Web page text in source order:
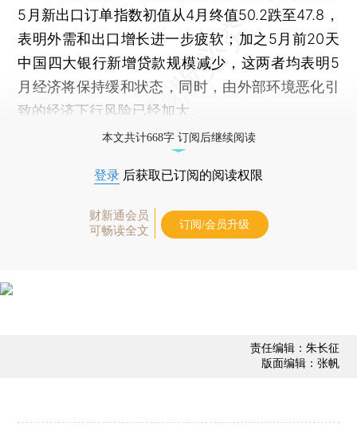
5月新出口订单指数初值从4月终值50.2跌至47.8，
表明外需和出口增长进一步疲软；加之5月前20天
中国四大银行新增贷款规模减少，这两者均表明5
月经济将保持缓和状态，同时，由外部环境恶化引
致的经济下行风险已经加大。
本文共计668字 订阅后继续阅读
登录 后获取已订阅的阅读权限
财新通会员
可畅读全文
订阅/会员升级
责任编辑：朱长征
版面编辑：张帆